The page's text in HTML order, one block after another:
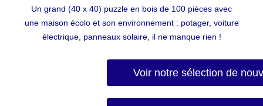
Un grand (40 x 40) puzzle en bois de 100 pièces avec
une maison écolo et son environnement : potager, voiture
électrique, panneaux solaire, il ne manque rien !
Voir notre sélection de